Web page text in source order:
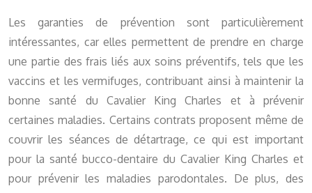
Les garanties de prévention sont particulièrement
intéressantes, car elles permettent de prendre en charge
une partie des frais liés aux soins préventifs, tels que les
vaccins et les vermifuges, contribuant ainsi à maintenir la
bonne santé du Cavalier King Charles et à prévenir
certaines maladies. Certains contrats proposent même de
couvrir les séances de détartrage, ce qui est important
pour la santé bucco-dentaire du Cavalier King Charles et
pour prévenir les maladies parodontales. De plus, des